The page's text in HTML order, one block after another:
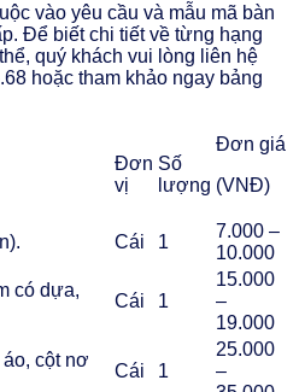
vào yêu cầu và mẫu mã bàn
Để biết chi tiết về từng hạng
quý khách vui lòng liên hệ
hoặc tham khảo ngay bảng
Đơn
vị
Số
lượng
Đơn giá
(VNĐ)
Cái 1
7.000 –
10.000
có dựa,
Cái 1
15.000
–
19.000
cột nơ
Cái 1
25.000
–